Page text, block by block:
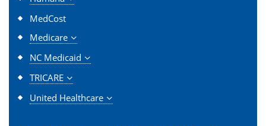
MedCost
Medicare
NC Medicaid
TRICARE
United Healthcare